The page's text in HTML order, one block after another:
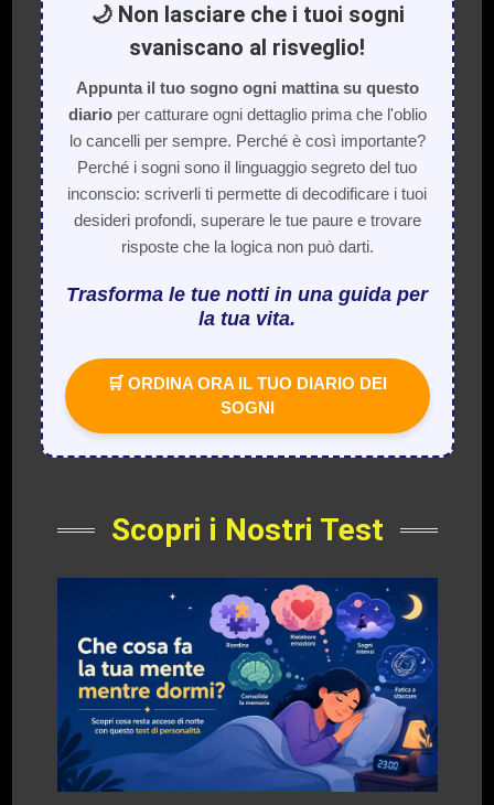
🌙 Non lasciare che i tuoi sogni
svaniscano al risveglio!
Appunta il tuo sogno ogni mattina su questo
diarioper catturare ogni dettaglio prima che l'oblio
lo cancelli per sempre. Perché è così importante?
Perché i sogni sono il linguaggio segreto del tuo
inconscio: scriverli ti permette di decodificare i tuoi
desideri profondi, superare le tue paure e trovare
risposte che la logica non può darti.
Trasforma le tue notti in una guida per
la tua vita.
🛒 ORDINA ORA IL TUO DIARIO DEI
SOGNI
Scopri i Nostri Test